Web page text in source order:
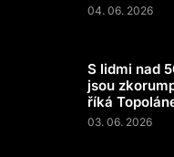
04. 06. 2026
S lidmi nad
jsou
říká
03. 06. 2026